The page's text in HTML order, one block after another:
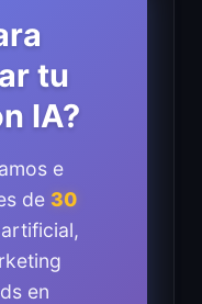
tu
IA?
e
de 30
en